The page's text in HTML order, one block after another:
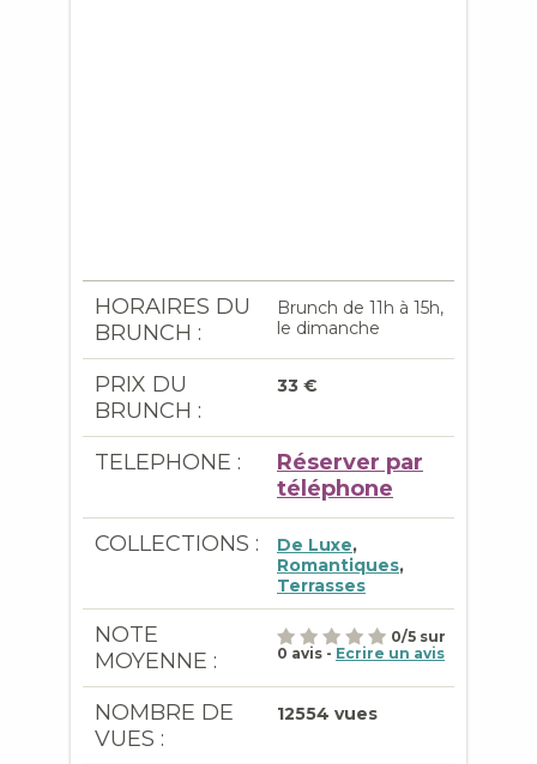
HORAIRES DU
BRUNCH :
Brunch de 11h à 15h,
le dimanche
PRIX DU
BRUNCH :
33 €
TELEPHONE :
Réserver par
téléphone
COLLECTIONS : De Luxe,
Romantiques,
Terrasses
NOTE
MOYENNE :
0/5 sur
0 avis - Ecrire un avis
NOMBRE DE
VUES :
12554 vues